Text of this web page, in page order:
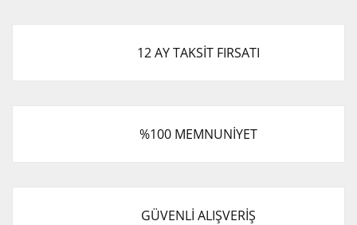
12 AY TAKSİT FIRSATI
%100 MEMNUNİYET
GÜVENLİ ALIŞVERİŞ